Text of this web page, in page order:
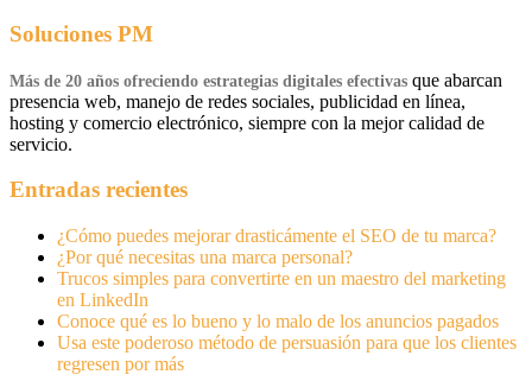
Soluciones PM
Más de 20 años ofreciendo estrategias digitales efectivas que abarcan
presencia web, manejo de redes sociales, publicidad en línea,
hosting y comercio electrónico, siempre con la mejor calidad de
servicio.
Entradas recientes
¿Cómo puedes mejorar drasticámente el SEO de tu marca?
¿Por qué necesitas una marca personal?
Trucos simples para convertirte en un maestro del marketing
en LinkedIn
Conoce qué es lo bueno y lo malo de los anuncios pagados
Usa este poderoso método de persuasión para que los clientes
regresen por más